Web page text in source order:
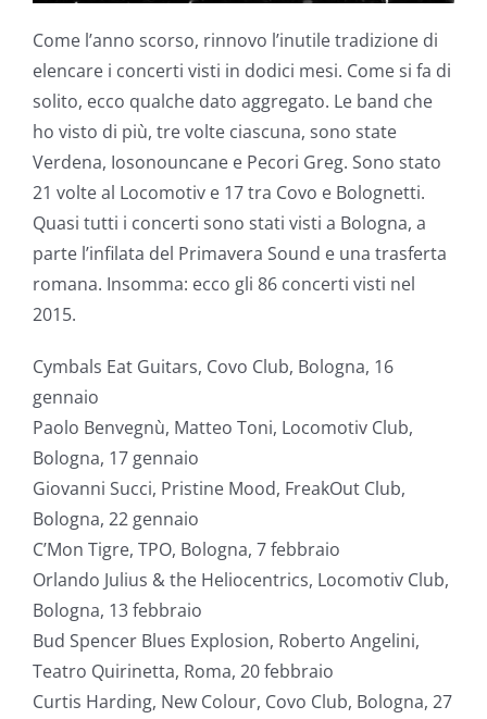
Come l’anno scorso, rinnovo l’inutile tradizione di
elencare i concerti visti in dodici mesi. Come si fa di
solito, ecco qualche dato aggregato. Le band che
ho visto di più, tre volte ciascuna, sono state
Verdena, Iosonouncane e Pecori Greg. Sono stato
21 volte al Locomotiv e 17 tra Covo e Bolognetti.
Quasi tutti i concerti sono stati visti a Bologna, a
parte l’infilata del Primavera Sound e una trasferta
romana. Insomma: ecco gli 86 concerti visti nel
2015.
Cymbals Eat Guitars, Covo Club, Bologna, 16
gennaio
Paolo Benvegnù, Matteo Toni, Locomotiv Club,
Bologna, 17 gennaio
Giovanni Succi, Pristine Mood, FreakOut Club,
Bologna, 22 gennaio
C’Mon Tigre, TPO, Bologna, 7 febbraio
Orlando Julius & the Heliocentrics, Locomotiv Club,
Bologna, 13 febbraio
Bud Spencer Blues Explosion, Roberto Angelini,
Teatro Quirinetta, Roma, 20 febbraio
Curtis Harding, New Colour, Covo Club, Bologna, 27